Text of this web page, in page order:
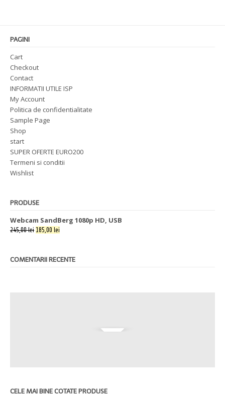
PAGINI
Cart
Checkout
Contact
INFORMATII UTILE ISP
My Account
Politica de confidentialitate
Sample Page
Shop
start
SUPER OFERTE EURO200
Termeni si conditii
Wishlist
PRODUSE
Webcam SandBerg 1080p HD, USB
245,00 lei 185,00 lei
COMENTARII RECENTE
CELE MAI BINE COTATE PRODUSE